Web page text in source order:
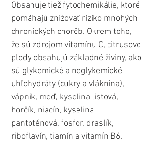
Obsahuje tiež fytochemikálie, ktoré
pomáhajú znižovať riziko mnohých
chronických chorôb. Okrem toho,
že sú zdrojom vitamínu C, citrusové
plody obsahujú základné živiny, ako
sú glykemické a neglykemické
uhľohydráty (cukry a vláknina),
vápnik, meď, kyselina listová,
horčík, niacín, kyselina
pantoténová, fosfor, draslík,
riboflavín, tiamín a vitamín B6.